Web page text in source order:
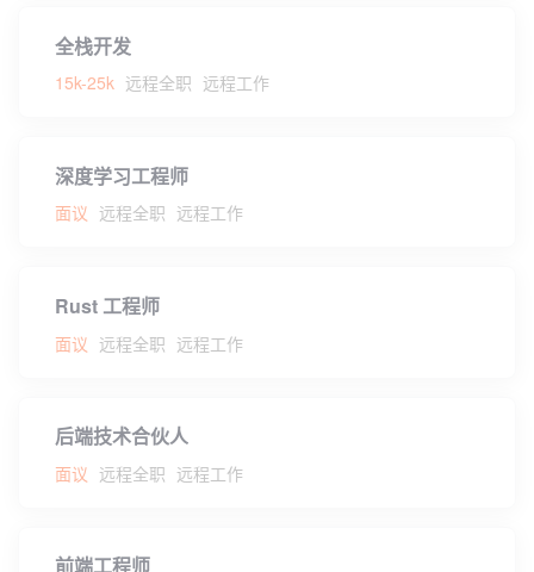
全栈开发
15k-25k 远程全职 远程工作
深度学习工程师
面议 远程全职 远程工作
Rust 工程师
面议 远程全职 远程工作
后端技术合伙人
面议 远程全职 远程工作
前端工程师